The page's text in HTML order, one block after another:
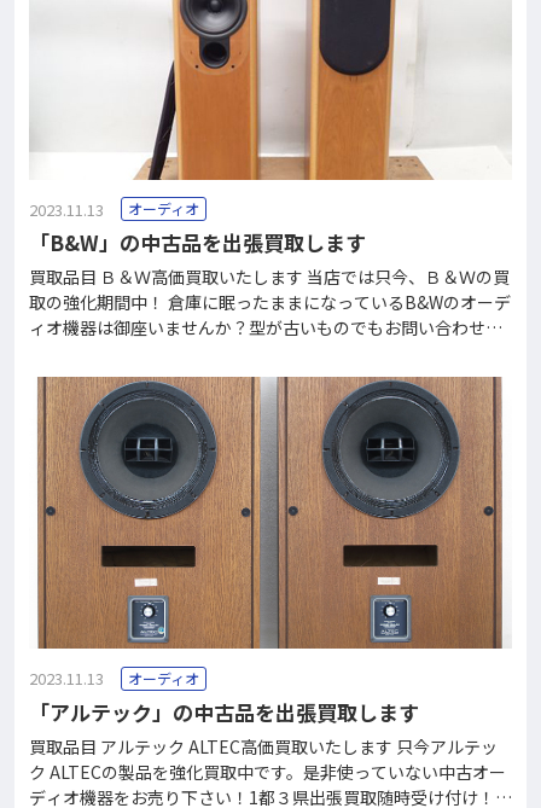
る「ユニット」の名称のことです。ユニットには大きく分けて
高音用・中音用・低音用があり、それぞれ「ツィーター」「ス
コーカー」「ウーファー」と称されています。このユニットを
箱に取り付け一体化させたものが、スピーカー
2023.11.13 オーディオ
「B&W」の中古品を出張買取します
買取品目 Ｂ＆Ｗ高価買取いたします 当店では只今、Ｂ＆Ｗの買
取の強化期間中！ 倉庫に眠ったままになっているB&Wのオーデ
ィオ機器は御座いませんか？型が古いものでもお問い合わせ下
宅配のどちらでもご利用いただける便利なシステム。買取りで
きなかったお品物でも、格安料金で回収させていただいており
ます。 フリーダイヤル0120-37-2060で、買取価格がすぐにわ
かります。 Ｂ＆Ｗとは B&W（Bowers & Wilkins）は、1966年
にイギリスで設立されたスピーカーの高級ブランドです。現在
でも製造はイギリスとデンマークの工場で行っており、ユニッ
トからエンクロージャーまで独自に製造開発を続けていて、モ
ニタースピーカーの代表格のような存在として君臨していま
2023.11.13 オーディオ
「アルテック」の中古品を出張買取します
買取品目 アルテック ALTEC高価買取いたします 只今アルテッ
ク ALTECの製品を強化買取中です。是非使っていない中古オー
ディオ機器をお売り下さい！1都３県出張買取随時受け付け！上